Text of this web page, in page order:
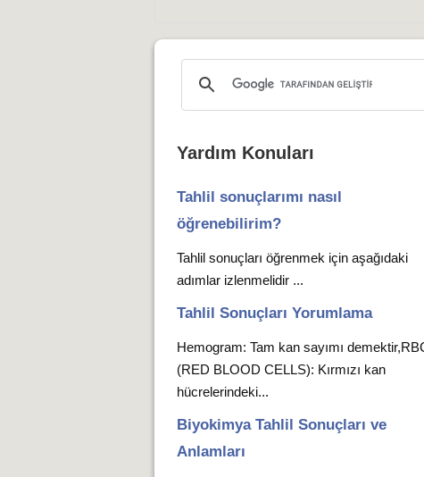
Yardım Konuları
Tahlil sonuçlarımı nasıl
öğrenebilirim?
Tahlil sonuçları öğrenmek için aşağıdaki
adımlar izlenmelidir ...
Tahlil Sonuçları Yorumlama
Hemogram: Tam kan sayımı
(RED BLOOD CELLS): Kırmızı kan
hücrelerindeki...
Biyokimya Tahlil Sonuçları ve
Anlamları